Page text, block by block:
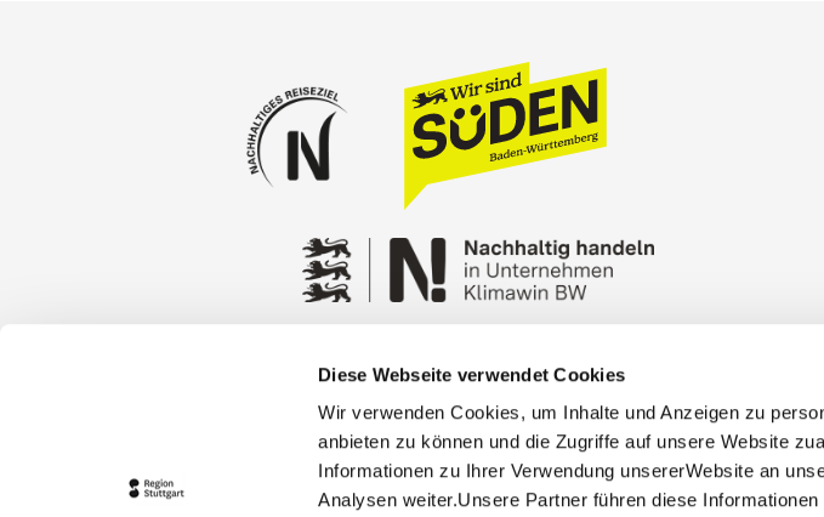
Diese Webseite verwendet Cookies
Wir verwenden Cookies, um Inhalte und Anzeigen zu
anbieten zu können und die Zugriffe auf unsere Website
Informationen zu Ihrer Verwendung unsererWebsite an
Analysen weiter.Unsere Partner führen diese
Stuttgart Convention Bureau
Privacy policy
Contact Cookies Masthead